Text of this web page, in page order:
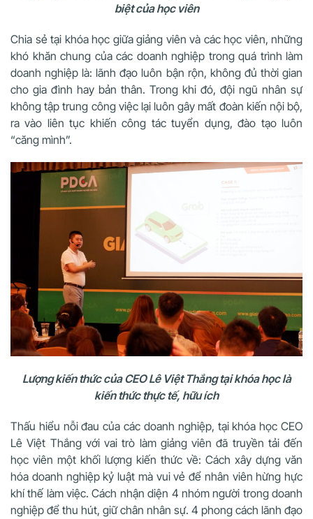
biệt của học viên
Chia sẻ tại khóa học giữa giảng viên và các học viên, những
khó khăn chung của các doanh nghiệp trong quá trình làm
doanh nghiệp là: lãnh đạo luôn bận rộn, không đủ thời gian
cho gia đình hay bản thân. Trong khi đó, đội ngũ nhân sự
không tập trung công việc lại luôn gây mất đoàn kiến nội bộ,
ra vào liên tục khiến công tác tuyển dụng, đào tạo luôn
“căng mình”.
Lượng kiến thức của CEO Lê Việt Thắng tại khóa học là
kiến thức thực tế, hữu ích
Thấu hiểu nỗi đau của các doanh nghiệp, tại khóa học CEO
Lê Việt Thắng với vai trò làm giảng viên đã truyền tải đến
học viên một khối lượng kiến thức về: Cách xây dựng văn
hóa doanh nghiệp kỷ luật mà vui vẻ để nhân viên hừng hực
khí thế làm việc. Cách nhận diện 4 nhóm người trong doanh
nghiệp để thu hút, giữ chân nhân sự. 4 phong cách lãnh đạo